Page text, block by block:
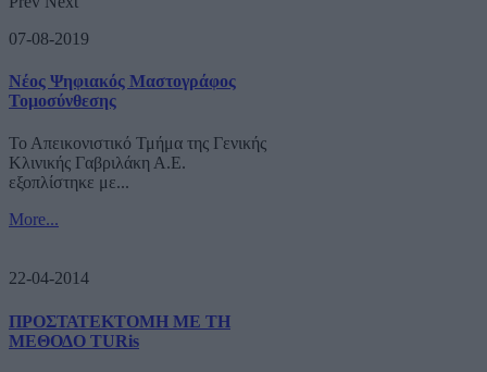
07-08-2019
Νέος Ψηφιακός Μαστογράφος
Τομοσύνθεσης
Το Απεικονιστικό Τμήμα της Γενικής
Κλινικής Γαβριλάκη Α.Ε.
εξοπλίστηκε με...
More...
22-04-2014
ΠΡΟΣΤΑΤΕΚΤΟΜΗ ΜΕ ΤΗ
ΜΕΘΟΔΟ TURis